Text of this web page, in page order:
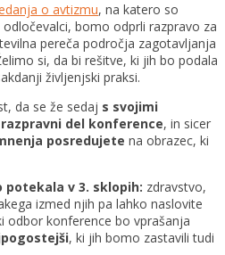
o avtizmu, na katero so
bomo odprli razpravo za
pereča področja zagotavljanja
si, da bi rešitve, ki jih bo podala
življenjski praksi.
da se že sedaj s svojimi
del konference, in sicer
posredujete na obrazec, ki
potekala v 3. sklopih: zdravstvo,
izmed njih pa lahko naslovite
odbor konference bo vprašanja
, ki jih bomo zastavili tudi